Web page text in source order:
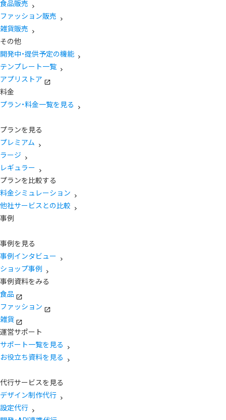
食品販売
ファッション販売
雑貨販売
その他
開発中・提供予定の機能
テンプレート一覧
アプリストア
料金
プラン・料金一覧を見る
プランを見る
プレミアム
ラージ
レギュラー
プランを比較する
料金シミュレーション
他社サービスとの比較
事例
事例を見る
事例インタビュー
ショップ事例
事例資料をみる
食品
ファッション
雑貨
運営サポート
サポート一覧を見る
お役立ち資料を見る
代行サービスを見る
デザイン制作代行
設定代行